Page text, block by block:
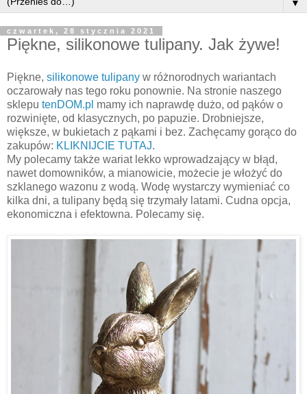
▼
czwartek, 28 stycznia 2021
Piękne, silikonowe tulipany. Jak żywe!
Piękne, silikonowe tulipany w różnorodnych wariantach
oczarowały nas tego roku ponownie. Na stronie naszego
sklepu tenDOM.pl mamy ich naprawdę dużo, od pąków o
rozwinięte, od klasycznych, po papuzie. Drobniejsze,
większe, w bukietach z pąkami i bez. Zachęcamy gorąco do
zakupów: KLIKNIJCIE TUTAJ.
My polecamy także wariat lekko wprowadzający w błąd,
nawet domowników, a mianowicie, możecie je włożyć do
szklanego wazonu z wodą. Wodę wystarczy wymieniać co
kilka dni, a tulipany będą się trzymały latami. Cudna opcja,
ekonomiczna i efektowna. Polecamy się.